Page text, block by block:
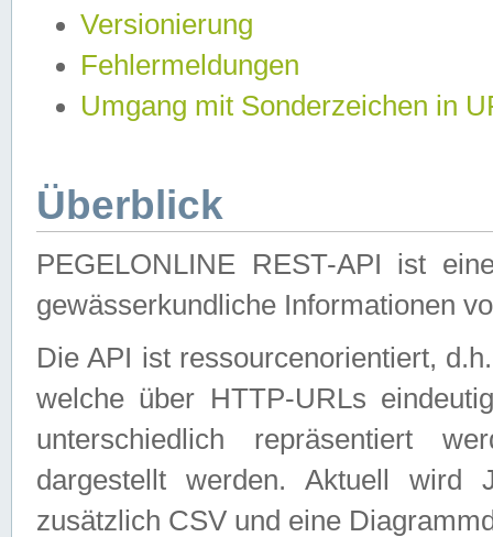
Versionierung
Fehlermeldungen
Umgang mit Sonderzeichen in
Überblick
PEGELONLINE REST-API ist
gewässerkundliche Informationen
Die API ist ressourcenorientiert,
welche über HTTP-URLs
unterschiedlich repräsentiert
dargestellt werden. Aktuell wird
zusätzlich CSV und eine